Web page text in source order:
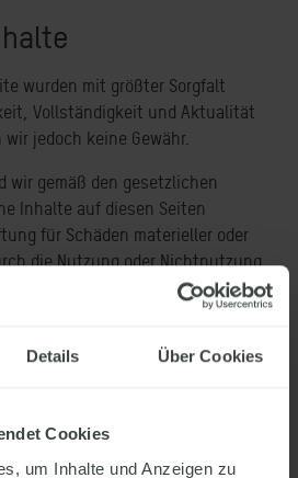
Details Über Cookies
Cookies
um Inhalte und Anzeigen zu
wurden mit größter Sorgfalt
Vollständigkeit und Aktualität
jedoch keine Gewähr.
wir gemäß den gesetzlichen
Inhalte auf diesen Seiten
für Schäden materieller oder
die Nutzung oder Nichtnutzung
entstehen, ist
gesetzlich zulässig.
zu externen Websites Dritter,